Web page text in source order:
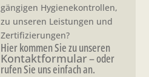
gängigen Hygienekontrollen,
zu unseren Leistungen und
Zertifizierungen?
Hier kommen Sie zu unseren
Kontaktformular– oder
rufen Sie uns einfach an.